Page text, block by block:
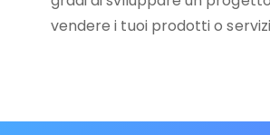
vendere i tuoi prodotti o